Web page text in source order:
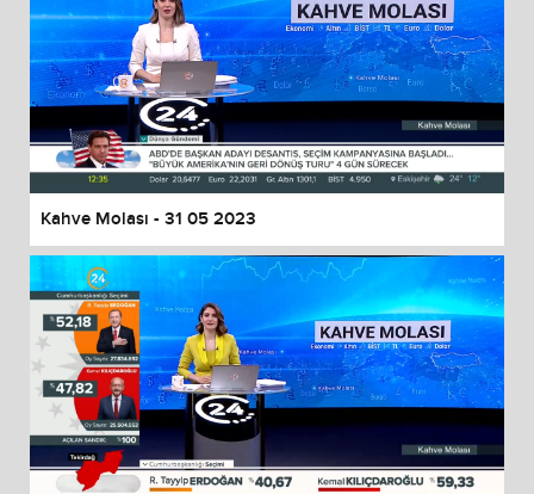
Kahve Molası - 31 05 2023